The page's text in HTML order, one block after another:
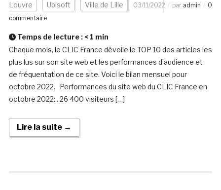
Louvre Ubisoft Ville de Lille 03/11/2022 par admin
0
commentaire
Temps de lecture : < 1 min
Chaque mois, le CLIC France dévoile le TOP 10 des articles les
plus lus sur son site web et les performances d’audience et
de fréquentation de ce site. Voici le bilan mensuel pour
octobre 2022. Performances du site web du CLIC France en
octobre 2022: . 26 400 visiteurs […]
Lire la suite →